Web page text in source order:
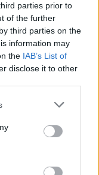
parties prior to
of the further
third parties on the
information may
the IAB’s List of
disclose it to other
μάρτυρα και
των αγίων
». Ο άγιος
ως ενήλικος,
του ηλικία…
Βρετάνη στο
Λαντερνό